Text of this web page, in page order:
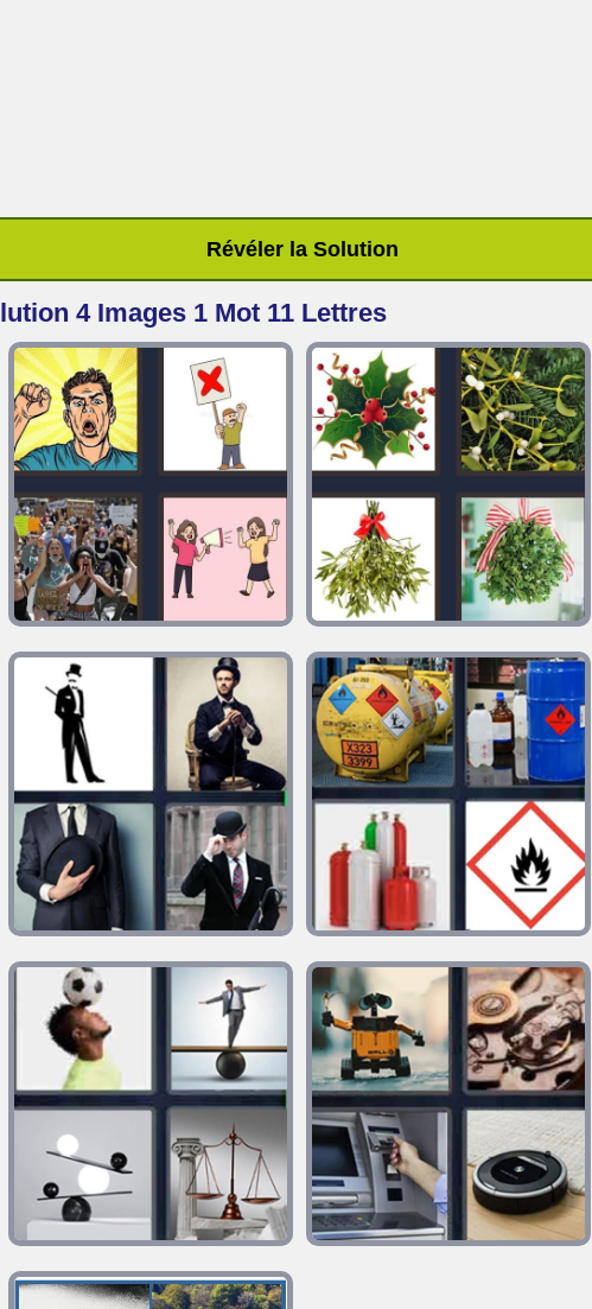
Révéler la Solution
4 Images 1 Mot 11 Lettres